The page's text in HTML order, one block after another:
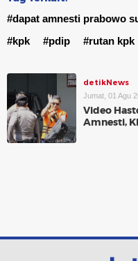
#dapat amnesti prabowo
#kpk
#pdip #rutan kpk
detikNews
Jumat, 01 Agu
Video
Amnesti,